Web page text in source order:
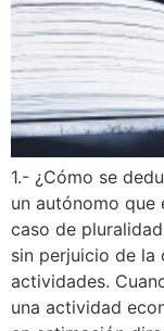
1.- ¿Cómo se
un autónomo que
caso de
sin perjuicio de la
actividades.
una actividad